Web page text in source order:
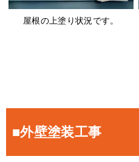
屋根の上塗り状況です。
■外壁塗装工事